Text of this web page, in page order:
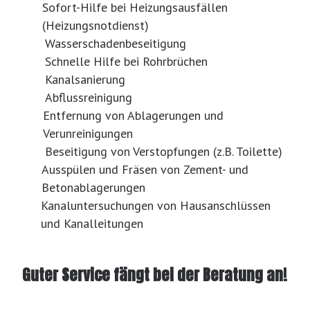
Sofort-Hilfe bei Heizungsausfällen
(Heizungsnotdienst)
Wasserschadenbeseitigung
Schnelle Hilfe bei Rohrbrüchen
Kanalsanierung
Abflussreinigung
Entfernung von Ablagerungen und
Verunreinigungen
Beseitigung von Verstopfungen (z.B. Toilette)
Ausspülen und Fräsen von Zement- und
Betonablagerungen
Kanaluntersuchungen von Hausanschlüssen
und Kanalleitungen
Guter Service fängt bei der Beratung an!